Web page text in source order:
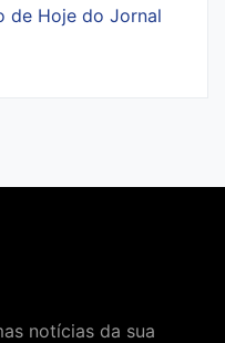
de Hoje do Jornal
notícias da sua